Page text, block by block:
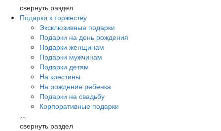
свернуть раздел
Подарки к торжеству
Эксклюзивные подарки
Подарки на день рождения
Подарки женщинам
Подарки мужчинам
Подарки детям
На крестины
На рождение ребенка
Подарки на свадьбу
Корпоративные подарки
︿
свернуть раздел